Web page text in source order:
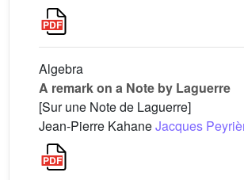
Algebra
A remark on a Note by Laguerre
[Sur une Note de Laguerre]
Jean-Pierre KahaneJacques